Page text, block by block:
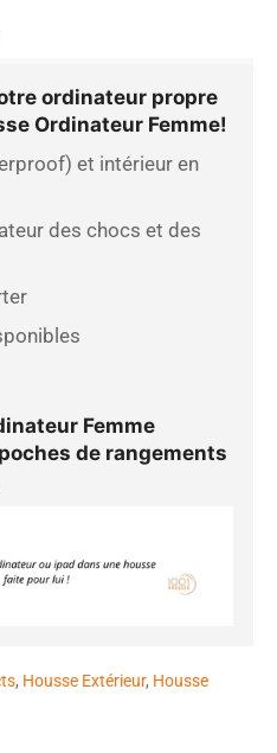
ordinateur propre
Ordinateur Femme!
et intérieur en
des chocs et des
Femme
de rangements
, Housse Extérieur, Housse